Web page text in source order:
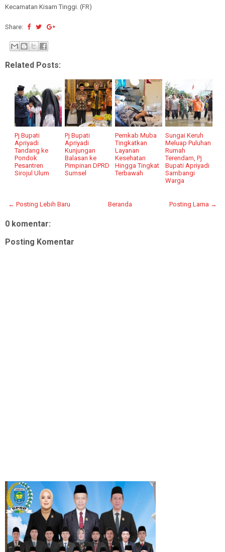
Kecamatan Kisam Tinggi. (FR)
Share:
Related Posts:
Pj Bupati
Apriyadi
Tandang ke
Pondok
Pesantren
Sirojul Ulum
Pj Bupati
Apriyadi
Kunjungan
Balasan ke
Pimpinan DPRD
Sumsel
Pemkab Muba
Tingkatkan
Layanan
Kesehatan
Hingga Tingkat
Terbawah
Sungai Keruh
Meluap Puluhan
Rumah
Terendam, Pj
Bupati Apriyadi
Sambangi
Warga
← Posting Lebih Baru Posting Lama →
Beranda
0 komentar:
Posting Komentar